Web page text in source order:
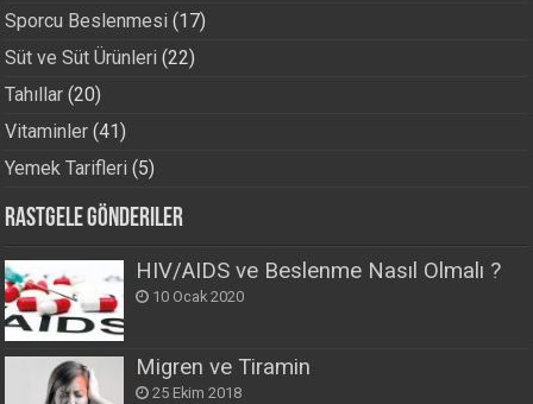
Sporcu Beslenmesi (17)
Süt ve Süt Ürünleri (22)
Tahıllar (20)
Vitaminler (41)
Yemek Tarifleri (5)
Rastgele Gönderiler
HIV/AIDS ve Beslenme Nasıl Olmalı ?
10 Ocak 2020
Migren ve Tiramin
25 Ekim 2018